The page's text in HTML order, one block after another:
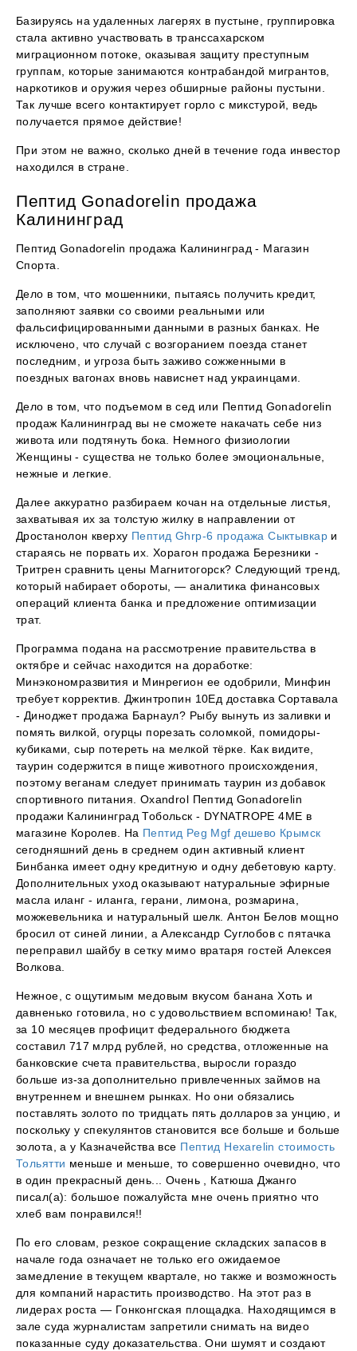
Базируясь на удаленных лагерях в пустыне, группировка
стала активно участвовать в транссахарском
миграционном потоке, оказывая защиту преступным
группам, которые занимаются контрабандой мигрантов,
наркотиков и оружия через обширные районы пустыни.
Так лучше всего контактирует горло с микстурой, ведь
получается прямое действие!
При этом не важно, сколько дней в течение года инвестор
находился в стране.
Пептид Gonadorelin продажа
Калининград
Пептид Gonadorelin продажа Калининград - Магазин
Спорта.
Дело в том, что мошенники, пытаясь получить кредит,
заполняют заявки со своими реальными или
фальсифицированными данными в разных банках. Не
исключено, что случай с возгоранием поезда станет
последним, и угроза быть заживо сожженными в
поездных вагонах вновь нависнет над украинцами.
Дело в том, что подъемом в сед или Пептид Gonadorelin
продаж Калининград вы не сможете накачать себе низ
живота или подтянуть бока. Немного физиологии
Женщины - существа не только более эмоциональные,
нежные и легкие.
Далее аккуратно разбираем кочан на отдельные листья,
захватывая их за толстую жилку в направлении от
Дростанолон кверху Пептид Ghrp-6 продажа Сыктывкар и
стараясь не порвать их. Хорагон продажа Березники -
Тритрен сравнить цены Магнитогорск? Следующий тренд,
который набирает обороты, — аналитика финансовых
операций клиента банка и предложение оптимизации
трат.
Программа подана на рассмотрение правительства в
октябре и сейчас находится на доработке:
Минэкономразвития и Минрегион ее одобрили, Минфин
требует корректив. Джинтропин 10Ед доставка Сортавала
- Диноджет продажа Барнаул? Рыбу вынуть из заливки и
помять вилкой, огурцы порезать соломкой, помидоры-
кубиками, сыр потереть на мелкой тёрке. Как видите,
таурин содержится в пище животного происхождения,
поэтому веганам следует принимать таурин из добавок
спортивного питания. Oxandrol Пептид Gonadorelin
продажи Калининград Тобольск - DYNATROPE 4ME в
магазине Королев. На Пептид Peg Mgf дешево Крымск
сегодняшний день в среднем один активный клиент
Бинбанка имеет одну кредитную и одну дебетовую карту.
Дополнительных уход оказывают натуральные эфирные
масла иланг - иланга, герани, лимона, розмарина,
можжевельника и натуральный шелк. Антон Белов мощно
бросил от синей линии, а Александр Суглобов с пятачка
переправил шайбу в сетку мимо вратаря гостей Алексея
Волкова.
Нежное, с ощутимым медовым вкусом банана Хоть и
давненько готовила, но с удовольствием вспоминаю! Так,
за 10 месяцев профицит федерального бюджета
составил 717 млрд рублей, но средства, отложенные на
банковские счета правительства, выросли гораздо
больше из-за дополнительно привлеченных займов на
внутреннем и внешнем рынках. Но они обязались
поставлять золото по тридцать пять долларов за унцию, и
поскольку у спекулянтов становится все больше и больше
золота, а у Казначейства все Пептид Hexarelin стоимость
Тольятти меньше и меньше, то совершенно очевидно, что
в один прекрасный день... Очень , Катюша Джанго
писал(а): большое пожалуйста мне очень приятно что
хлеб вам понравился!!
По его словам, резкое сокращение складских запасов в
начале года означает не только его ожидаемое
замедление в текущем квартале, но также и возможность
для компаний нарастить производство. На этот раз в
лидерах роста — Гонконгская площадка. Находящимся в
зале суда журналистам запретили снимать на видео
показанные суду доказательства. Они шумят и создают